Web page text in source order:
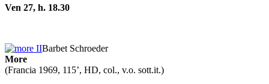
Ven 27, h. 18.30
Barbet Schroeder
More
(Francia 1969, 115’, HD, col., v.o. sott.it.)